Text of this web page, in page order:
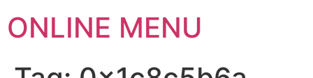
ONLINE MENU